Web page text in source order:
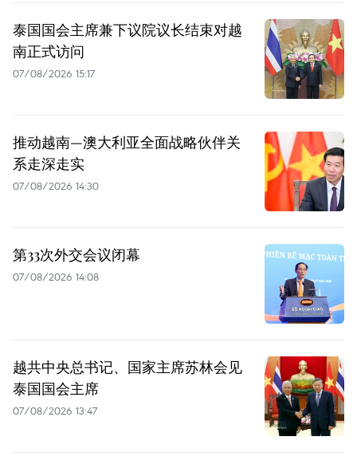
泰国国会主席兼下议院议长结束对越
南正式访问
07/08/2026 15:17
推动越南—澳大利亚全面战略伙伴关
系走深走实
07/08/2026 14:30
第33次外交会议闭幕
07/08/2026 14:08
越共中央总书记、国家主席苏林会见
泰国国会主席
07/08/2026 13:47